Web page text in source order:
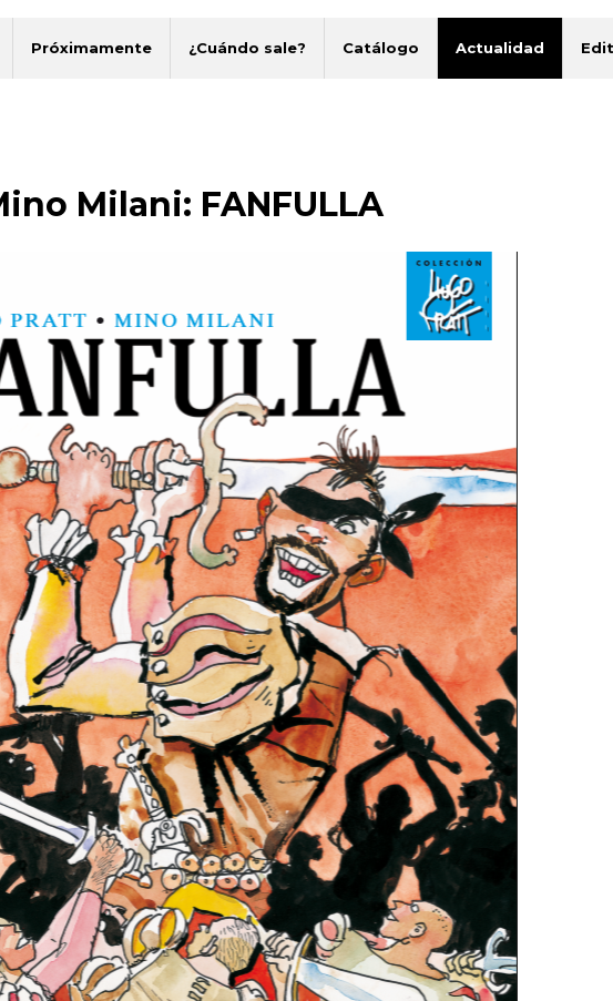
Próximamente ¿Cuándo sale? Catálogo Actualidad
Milani: FANFULLA